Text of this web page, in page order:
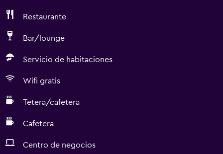
Restaurante
Bar/lounge
Servicio de habitaciones
Wifi gratis
Tetera/cafetera
Cafetera
Centro de negocios